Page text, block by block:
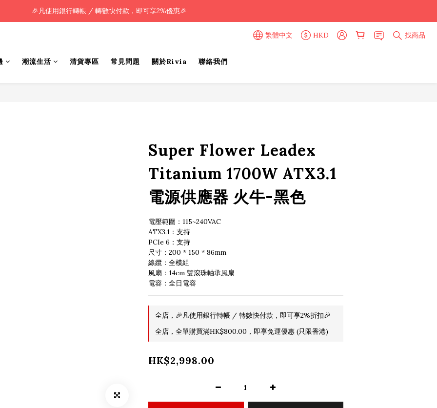
🎉凡使用銀行轉帳 / 轉數快付款，即可享2%優惠🎉
🎉凡使用銀行轉帳 / 轉數快付款，即可享2%優惠🎉
繁體中文 HKD 找商品
潮流生活 清貨專區 常見問題 關於Rivia 聯絡我們
Super Flower Leadex
Titanium 1700W ATX3.1
電源供應器 火牛-黑色
電壓範圍：115~240VAC
ATX3.1：支持
PCIe 6：支持
尺寸：200 * 150 * 86mm
線纜：全模組
風扇：14cm 雙滾珠軸承風扇
電容：全日電容
全店，🎉凡使用銀行轉帳 / 轉數快付款，即可享2%折扣🎉
全店，全單購買滿HK$800.00，即享免運優惠 (只限香港)
HK$2,998.00